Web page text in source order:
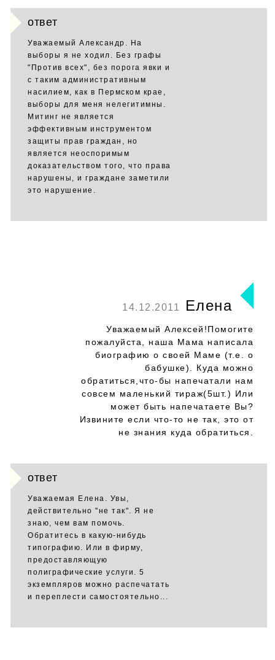
ответ
Уважаемый Александр. На
выборы я не ходил. Без графы
"Против всех", без порога явки и
с таким административным
насилием, как в Пермском крае,
выборы для меня нелегитимны.
Митинг не является
эффективным инструментом
защиты прав граждан, но
является неоспоримым
доказательством того, что права
нарушены, и граждане заметили
это нарушение.
14.12.2011 Елена
Уважаемый Алексей!Помогите
пожалуйста, наша Мама написала
биографию о своей Маме (т.е. о
бабушке). Куда можно
обратиться,что-бы напечатали нам
совсем маленький тираж(5шт.) Или
может быть напечатаете Вы?
Извините если что-то не так, это от
не знания куда обратиться.
ответ
Уважаемая Елена. Увы,
действительно "не так". Я не
знаю, чем вам помочь.
Обратитесь в какую-нибудь
типографию. Или в фирму,
предоставляющую
полиграфические услуги. 5
экземпляров можно распечатать
и переплести самостоятельно...